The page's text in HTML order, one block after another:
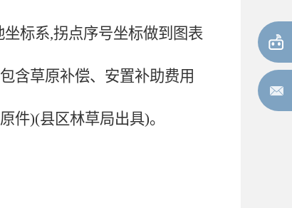
标系,拐点序号坐标做到图表
含草原补偿、安置补助费用
件)(县区林草局出具)。